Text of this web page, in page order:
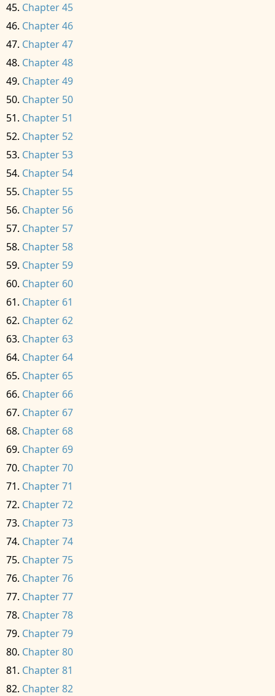
Chapter 45
Chapter 46
Chapter 47
Chapter 48
Chapter 49
Chapter 50
Chapter 51
Chapter 52
Chapter 53
Chapter 54
Chapter 55
Chapter 56
Chapter 57
Chapter 58
Chapter 59
Chapter 60
Chapter 61
Chapter 62
Chapter 63
Chapter 64
Chapter 65
Chapter 66
Chapter 67
Chapter 68
Chapter 69
Chapter 70
Chapter 71
Chapter 72
Chapter 73
Chapter 74
Chapter 75
Chapter 76
Chapter 77
Chapter 78
Chapter 79
Chapter 80
Chapter 81
Chapter 82